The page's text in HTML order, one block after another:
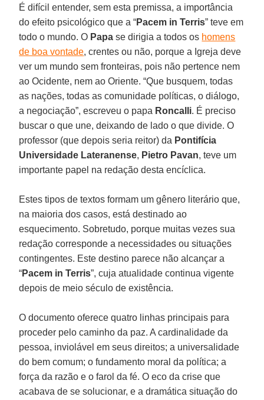
É difícil entender, sem esta premissa, a importância
do efeito psicológico que a “Pacem in Terris” teve em
todo o mundo. O Papase dirigia a todos os homens
de boa vontade, crentes ou não, porque a Igreja deve
ver um mundo sem fronteiras, pois não pertence nem
ao Ocidente, nem ao Oriente. “Que busquem, todas
as nações, todas as comunidade políticas, o diálogo,
a negociação”, escreveu o papa Roncalli. É preciso
buscar o que une, deixando de lado o que divide. O
professor (que depois seria reitor) da Pontifícia
Universidade Lateranense, Pietro Pavan, teve um
importante papel na redação desta encíclica.
Estes tipos de textos formam um gênero literário que,
na maioria dos casos, está destinado ao
esquecimento. Sobretudo, porque muitas vezes sua
redação corresponde a necessidades ou situações
contingentes. Este destino parece não alcançar a
“Pacem in Terris”, cuja atualidade continua vigente
depois de meio século de existência.
O documento oferece quatro linhas principais para
proceder pelo caminho da paz. A cardinalidade da
pessoa, inviolável em seus direitos; a universalidade
do bem comum; o fundamento moral da política; a
força da razão e o farol da fé. O eco da crise que
acabava de se solucionar, e a dramática situação do